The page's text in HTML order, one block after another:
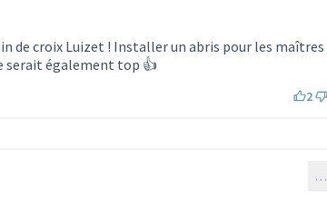
de croix Luizet ! Installer un abris pour les maîtres
serait également top 👍
2
…